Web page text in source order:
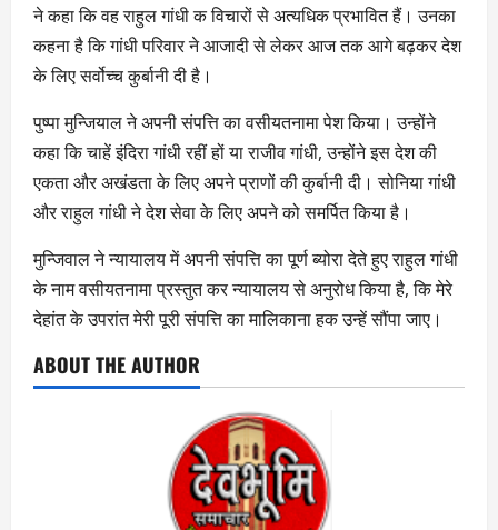
ने कहा कि वह राहुल गांधी क विचारों से अत्यधिक प्रभावित हैं। उनका
कहना है कि गांधी परिवार ने आजादी से लेकर आज तक आगे बढ़कर देश
के लिए सर्वोच्च कुर्बानी दी है।
पुष्पा मुन्जियाल ने अपनी संपत्ति का वसीयतनामा पेश किया। उन्होंने
कहा कि चाहें इंदिरा गांधी रहीं हों या राजीव गांधी, उन्होंने इस देश की
एकता और अखंडता के लिए अपने प्राणों की कुर्बानी दी। सोनिया गांधी
और राहुल गांधी ने देश सेवा के लिए अपने को समर्पित किया है।
मुन्जिवाल ने न्यायालय में अपनी संपत्ति का पूर्ण ब्योरा देते हुए राहुल गांधी
के नाम वसीयतनामा प्रस्तुत कर न्यायालय से अनुरोध किया है, कि मेरे
देहांत के उपरांत मेरी पूरी संपत्ति का मालिकाना हक उन्हें सौंपा जाए।
ABOUT THE AUTHOR